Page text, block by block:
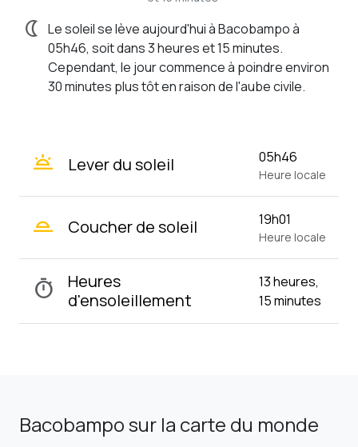
nightlight Le soleil se lève aujourd'hui à Bacobampo à
05h46, soit dans 3 heures et 15 minutes.
Cependant, le jour commence à poindre environ
30 minutes plus tôt en raison de l'aube civile.
wb_twilight Lever du soleil 05h46
Heure locale
wb_twilight_2 Coucher de soleil 19h01
Heure locale
timer
Heures
d'ensoleillement
13 heures,
15 minutes
Bacobampo sur la carte du monde